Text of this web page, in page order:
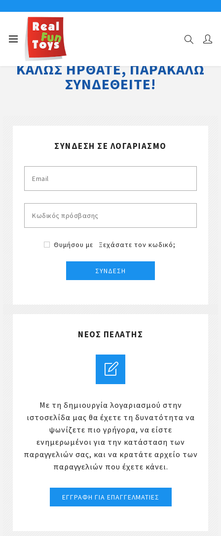
ΚΑΛΏΣ ΉΡΘΑΤΕ, ΠΑΡΑΚΑΛΏ
ΣΥΝΔΕΘΕΊΤΕ!
ΣΎΝΔΕΣΗ ΣΕ ΛΟΓΑΡΙΑΣΜΌ
Θυμήσου με Ξεχάσατε τον κωδικό;
ΝΈΟΣ ΠΕΛΆΤΗΣ
Με τη δημιουργία λογαριασμού στην
ιστοσελίδα μας θα έχετε τη δυνατότητα να
ψωνίζετε πιο γρήγορα, να είστε
ενημερωμένοι για την κατάσταση των
παραγγελιών σας, και να κρατάτε αρχείο των
παραγγελιών που έχετε κάνει.